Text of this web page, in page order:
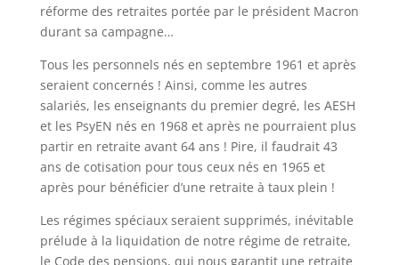
réforme des retraites portée par le président Macron
durant sa campagne…
Tous les personnels nés en septembre 1961 et après
seraient concernés ! Ainsi, comme les autres
salariés, les enseignants du premier degré, les AESH
et les PsyEN nés en 1968 et après ne pourraient plus
partir en retraite avant 64 ans ! Pire, il faudrait 43
ans de cotisation pour tous ceux nés en 1965 et
après pour bénéficier d’une retraite à taux plein !
Les régimes spéciaux seraient supprimés, inévitable
prélude à la liquidation de notre régime de retraite,
le Code des pensions, qui nous garantit une retraite